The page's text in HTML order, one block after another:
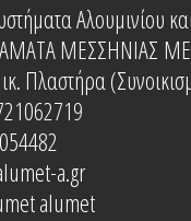
Αλουμινίου
ΜΕΣΣΗΝΙΑΣ
Πλαστήρα
a.gr
alumet